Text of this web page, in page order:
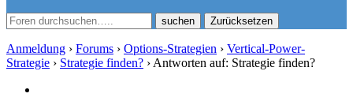
Zurücksetzen
Anmeldung › Forums › Options-Strategien › Vertical-Power-
Strategie › Strategie finden? › Antworten auf: Strategie finden?